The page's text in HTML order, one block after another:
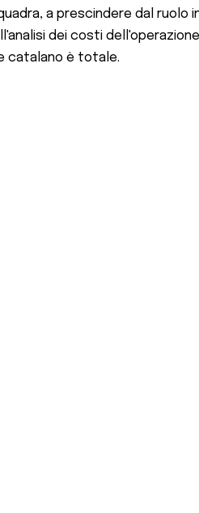
a prescindere dal
dei costi
catalano è totale.